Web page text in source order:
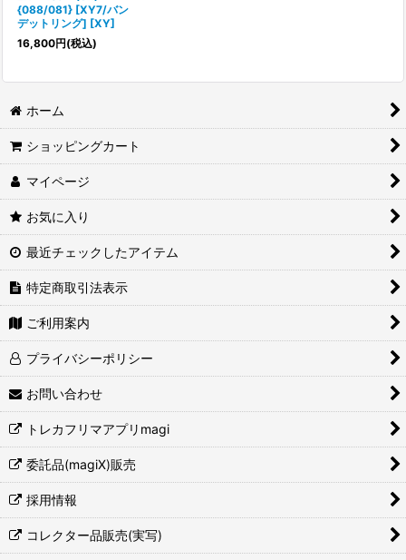
{088/081} [XY7/バン
デットリング] [XY]
16,800円(税込)
ホーム
ショッピングカート
マイページ
お気に入り
最近チェックしたアイテム
特定商取引法表示
ご利用案内
プライバシーポリシー
お問い合わせ
トレカフリマアプリmagi
委託品(magiX)販売
採用情報
コレクター品販売(実写)